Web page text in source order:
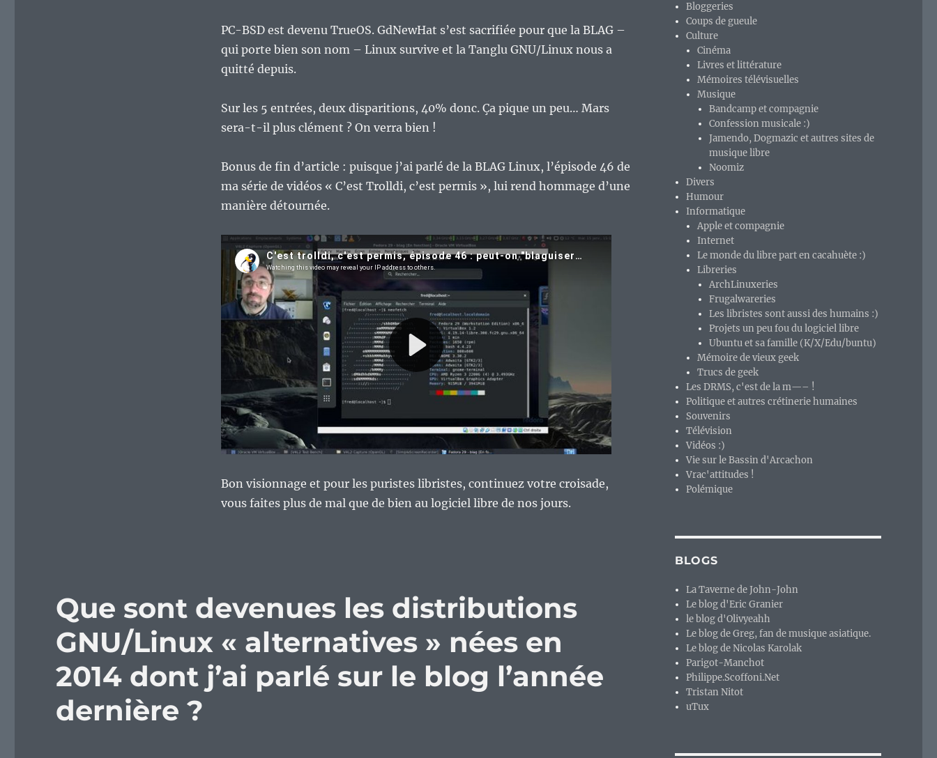
PC-BSD est devenu TrueOS. GdNewHat s’est sacrifiée pour que la BLAG –
qui porte bien son nom – Linux survive et la Tanglu GNU/Linux nous a
quitté depuis.
Sur les 5 entrées, deux disparitions, 40% donc. Ça pique un peu… Mars
sera-t-il plus clément ? On verra bien !
Bonus de fin d’article : puisque j’ai parlé de la BLAG Linux, l’épisode 46 de
ma série de vidéos « C’est Trolldi, c’est permis », lui rend hommage d’une
manière détournée.
Bon visionnage et pour les puristes libristes, continuez votre croisade,
vous faites plus de mal que de bien au logiciel libre de nos jours.
Que sont devenues les distributions
GNU/Linux « alternatives » nées en
2014 dont j’ai parlé sur le blog l’année
dernière ?
Bloggeries
Coups de gueule
Culture
Cinéma
Livres et littérature
Mémoires télévisuelles
Musique
Bandcamp et compagnie
Confession musicale :)
Jamendo, Dogmazic et autres sites de
musique libre
Noomiz
Divers
Humour
Informatique
Apple et compagnie
Internet
Le monde du libre part en cacahuète :)
Libreries
ArchLinuxeries
Frugalwareries
Les libristes sont aussi des humains :)
Projets un peu fou du logiciel libre
Ubuntu et sa famille (K/X/Edu/buntu)
Mémoire de vieux geek
Trucs de geek
Les DRMS, c'est de la m—– !
Politique et autres crétinerie humaines
Souvenirs
Télévision
Vidéos :)
Vie sur le Bassin d'Arcachon
Vrac'attitudes !
Polémique
BLOGS
La Taverne de John-John
Le blog d'Eric Granier
le blog d'Olivyeahh
Le blog de Greg, fan de musique asiatique.
Le blog de Nicolas Karolak
Parigot-Manchot
Philippe.Scoffoni.Net
Tristan Nitot
uTux